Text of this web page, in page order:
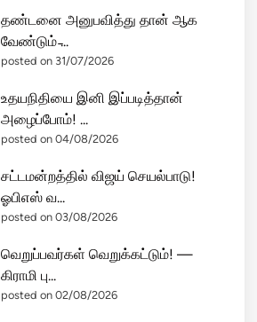
தண்டனை அனுபவித்து தான் ஆக
வேண்டும் ̵...
posted on 31/07/2026
உதயநிதியை இனி இப்படித்தான்
அழைப்போம்! ...
posted on 04/08/2026
சட்டமன்றத்தில் விஜய் செயல்பாடு!
ஓபிஎஸ் வ...
posted on 03/08/2026
வெறுப்பவர்கள் வெறுக்கட்டும்! —
கிராமி பு...
posted on 02/08/2026